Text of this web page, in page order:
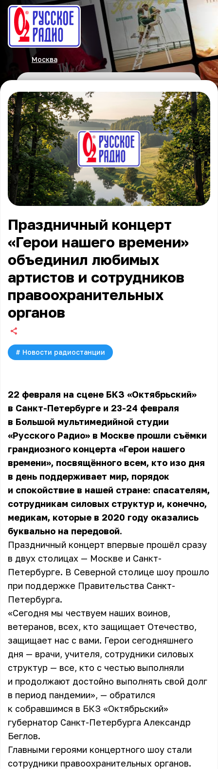
Москва
Праздничный концерт
«Герои нашего времени»
объединил любимых
артистов и сотрудников
правоохранительных
органов
# Новости радиостанции
22 февраля на сцене БКЗ «Октябрьский»
в Санкт-Петербурге и 23-24 февраля
в Большой мультимедийной студии
«Русского Радио» в Москве прошли съёмки
грандиозного концерта «Герои нашего
времени», посвящённого всем, кто изо дня
в день поддерживает мир, порядок
и спокойствие в нашей стране: спасателям,
сотрудникам силовых структур и, конечно,
медикам, которые в 2020 году оказались
буквально на передовой.
Праздничный концерт впервые прошёл сразу
в двух столицах — Москве и Санкт-
Петербурге. В Северной столице шоу прошло
при поддержке Правительства Санкт-
Петербурга.
«Сегодня мы чествуем наших воинов,
ветеранов, всех, кто защищает Отечество,
защищает нас с вами. Герои сегодняшнего
дня — врачи, учителя, сотрудники силовых
структур — все, кто с честью выполняли
и продолжают достойно выполнять свой долг
в период пандемии», — обратился
к собравшимся в БКЗ «Октябрьский»
губернатор Санкт-Петербурга Александр
Беглов.
Главными героями концертного шоу стали
сотрудники правоохранительных органов.